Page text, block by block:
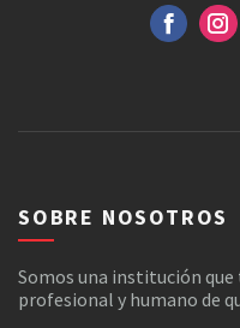
FACEBOOK
SOBRE NOSOTROS
Somos una institución
profesional y humano de